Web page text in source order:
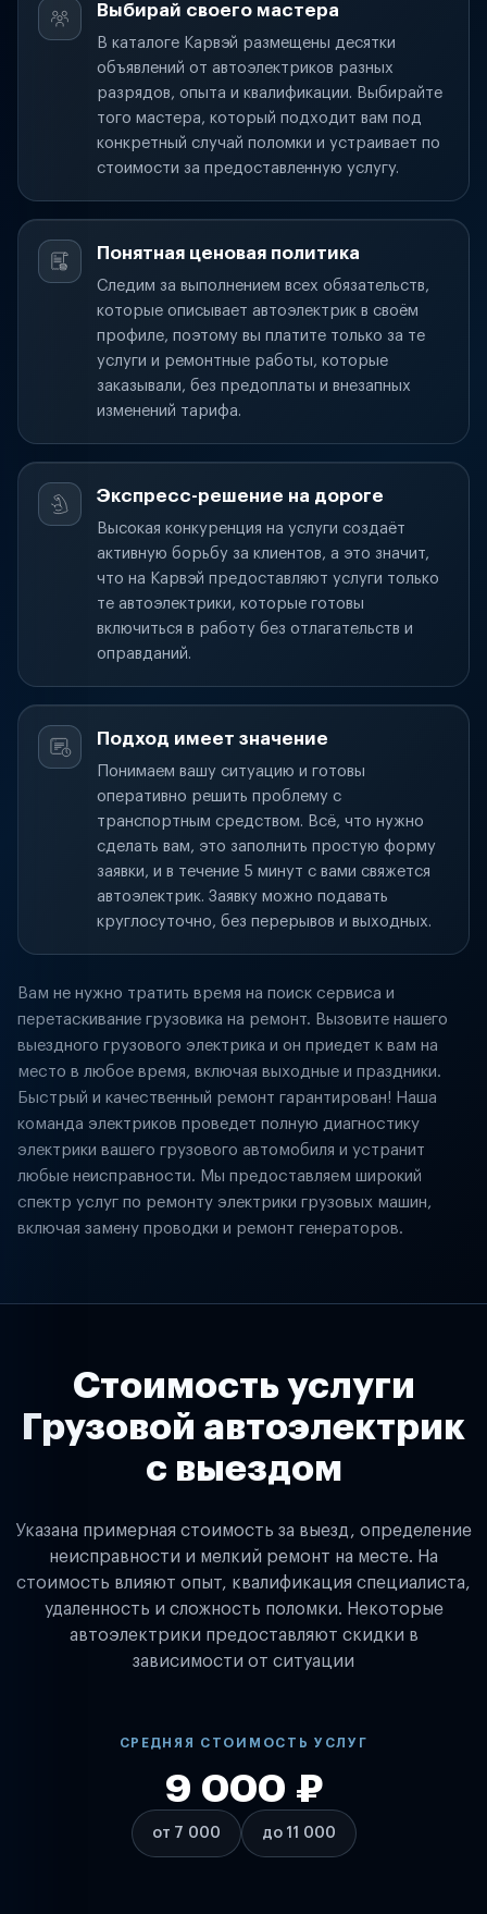
Выбирай своего мастера
В каталоге Карвэй размещены десятки
объявлений от автоэлектриков разных
разрядов, опыта и квалификации. Выбирайте
того мастера, который подходит вам под
конкретный случай поломки и устраивает по
стоимости за предоставленную услугу.
Понятная ценовая политика
Следим за выполнением всех обязательств,
которые описывает автоэлектрик в своём
профиле, поэтому вы платите только за те
услуги и ремонтные работы, которые
заказывали, без предоплаты и внезапных
изменений тарифа.
Экспресс-решение на дороге
Высокая конкуренция на услуги создаёт
активную борьбу за клиентов, а это значит,
что на Карвэй предоставляют услуги только
те автоэлектрики, которые готовы
включиться в работу без отлагательств и
оправданий.
Подход имеет значение
Понимаем вашу ситуацию и готовы
оперативно решить проблему с
транспортным средством. Всё, что нужно
сделать вам, это заполнить простую форму
заявки, и в течение 5 минут с вами свяжется
автоэлектрик. Заявку можно подавать
круглосуточно, без перерывов и выходных.
Вам не нужно тратить время на поиск сервиса и
перетаскивание грузовика на ремонт. Вызовите нашего
выездного грузового электрика и он приедет к вам на
место в любое время, включая выходные и праздники.
Быстрый и качественный ремонт гарантирован! Наша
команда электриков проведет полную диагностику
электрики вашего грузового автомобиля и устранит
любые неисправности. Мы предоставляем широкий
спектр услуг по ремонту электрики грузовых машин,
включая замену проводки и ремонт генераторов.
Стоимость услуги
Грузовой автоэлектрик
с выездом
Указана примерная стоимость за выезд, определение
неисправности и мелкий ремонт на месте. На
стоимость влияют опыт, квалификация специалиста,
удаленность и сложность поломки. Некоторые
автоэлектрики предоставляют скидки в
зависимости от ситуации
СРЕДНЯЯ СТОИМОСТЬ УСЛУГ
от 7 000
9 000 ₽
до 11 000